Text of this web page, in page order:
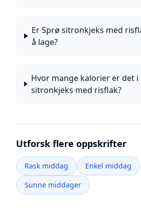
Er Sprø sitronkjeks med
å lage?
Hvor mange kalorier er det i
sitronkjeks med risflak?
Utforsk flere oppskrifter
Rask middag
Enkel middag
Sunne middager